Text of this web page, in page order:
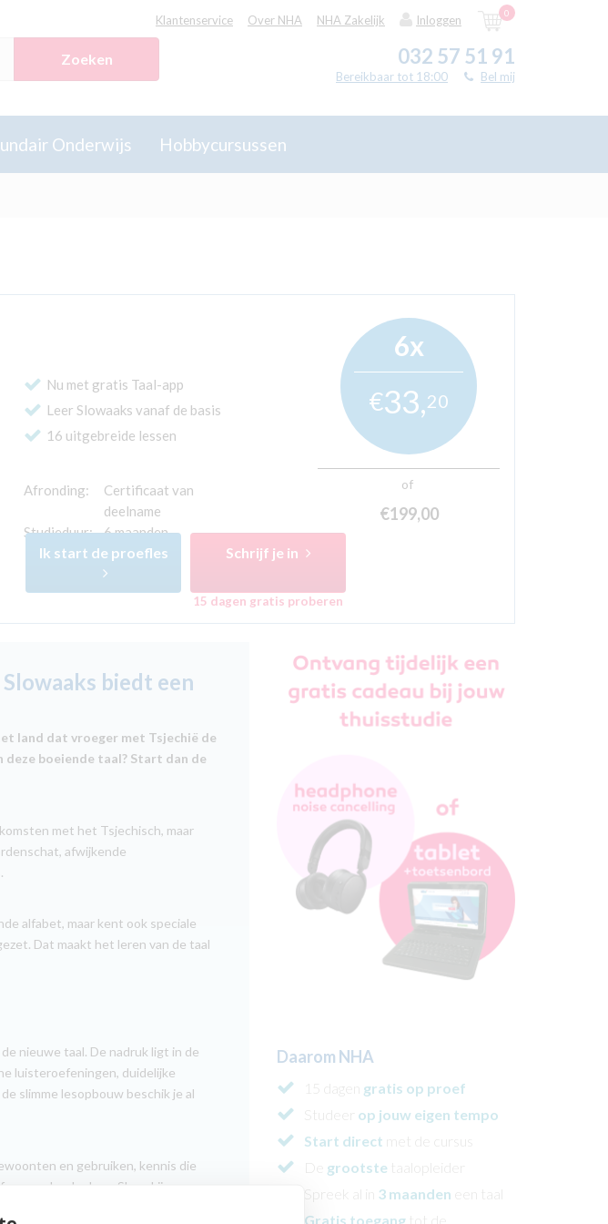
Klantenservice Over NHA NHA Zakelijk Inloggen
0
032 57 51 91
Bereikbaar tot 18:00 Bel mij
Zoeken
Onderwijs Hobbycursussen
Nu met gratis Taal-app
Leer Slowaaks vanaf de basis
16 uitgebreide lessen
Afronding:
Certificaat van
deelname
Studieduur:
6 maanden
6x
€33,20
of
€199,00
Ik start de proefles Schrijf je in
15 dagen gratis proberen
biedt een
land dat vroeger met Tsjechië de
boeiende taal? Start dan de
met het Tsjechisch, maar
afwijkende
alfabet, maar kent ook speciale
Dat maakt het leren van de taal
nieuwe taal. De nadruk ligt in de
luisteroefeningen, duidelijke
slimme lesopbouw beschik je al
en gebruiken, kennis die
ander deel van Slowakije
Daarom NHA
15 dagen
gratis op proef
Studeer op jouw eigen tempo
Start direct met de cursus
De grootste taalopleider
Spreek al in 3 maanden een taal
Gratis toegangtot de